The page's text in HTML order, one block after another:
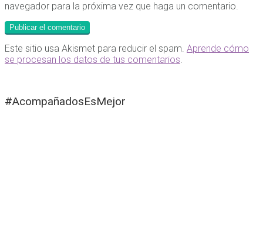
navegador para la próxima vez que haga un comentario.
Este sitio usa Akismet para reducir el spam. Aprende cómo
se procesan los datos de tus comentarios
#AcompañadosEsMejor